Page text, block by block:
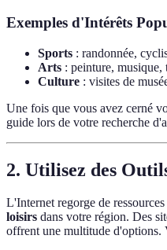
Exemples d'Intérêts
Sports : randonnée,
Arts : peinture, musique,
Culture : visites de
Une fois que vous avez cerné
guide lors de votre recherche
2. Utilisez des
L'Internet regorge de
loisirs dans votre région. Des
offrent une multitude d'options.